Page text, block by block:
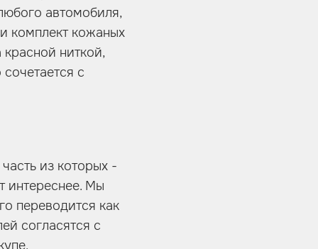
автомобиля,
комплект кожаных
ниткой,
с
из которых -
интереснее. Мы
переводится как
согласятся с